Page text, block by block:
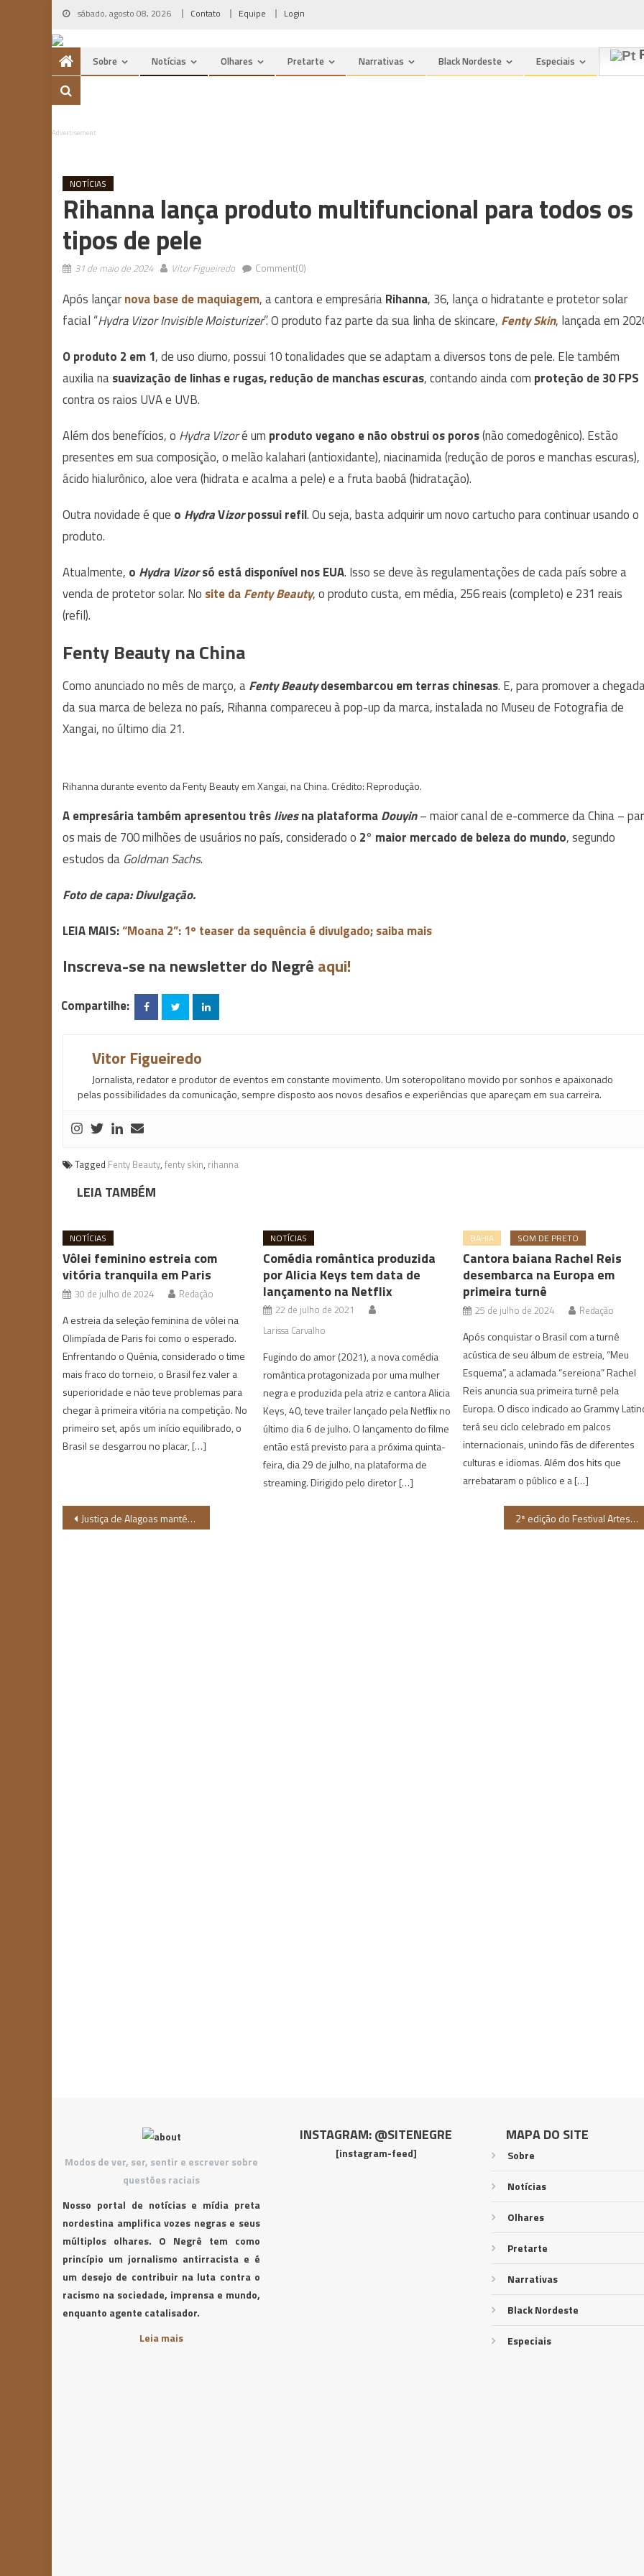
Skip
content
sábado, agosto 08, 2026 Contato Equipe Login
Sobre Notícias Olhares Pretarte Narrativas Black Nordeste Especiais
Advertisement
NOTÍCIAS
Rihanna lança produto multifuncional para todos os
tipos de pele
31 de maio de 2024 Vitor Figueiredo Comment(0)
Após lançarnova base de maquiagem, a cantora e empresáriaRihanna, 36, lança o hidratante e protetor solar
facial “Hydra Vizor Invisible Moisturizer”. O produto faz parte da sua linha de skincare, Fenty Skin, lançada em
O produto 2 em 1, de uso diurno, possui 10 tonalidades que se adaptam a diversos tons de pele. Ele também
auxilia nasuavização de linhas e rugas, redução de manchas escuras, contando ainda com proteção de 30 FPS
contra os raios UVA e UVB.
Além dos benefícios, o Hydra Vizoré um produto vegano e não obstrui os poros(não comedogênico). Estão
presentes em sua composição, o melão kalahari (antioxidante), niacinamida (redução de poros e manchas escuras),
ácido hialurônico, aloe vera (hidrata e acalma a pele) e a fruta baobá (hidratação).
Outra novidade é que o HydraVizorpossui refil. Ou seja, basta adquirir um novo cartucho para continuar usando o
produto.
Atualmente, o Hydra Vizorsó está disponível nos EUA. Isso se deve às regulamentações de cada país sobre a
venda de protetor solar. No site daFenty Beauty, o produto custa, em média, 256 reais (completo) e 231 reais
(refil).
Fenty Beauty na China
Como anunciado no mês de março, aFenty Beautydesembarcou em terras chinesas. E, para promover a
da sua marca de beleza no país, Rihanna compareceu à pop-up da marca, instalada no Museu de Fotografia de
Xangai, no último dia 21.
Rihanna durante evento da Fenty Beauty em Xangai, na China. Crédito: Reprodução.
A empresária também apresentou trêslivesna plataformaDouyin– maior canal de e-commerce da China –
os mais de 700 milhões de usuários no país, considerado o 2° maior mercado de beleza do mundo, segundo
estudos da Goldman Sachs.
Foto de capa: Divulgação.
LEIA MAIS:“Moana 2”: 1º teaser da sequência é divulgado; saiba mais
Inscreva-se na newsletter do Negrê aqui!
Compartilhe:
Vitor Figueiredo
Jornalista, redator e produtor de eventos em constante movimento. Um soteropolitano movido por sonhos e apaixonado
pelas possibilidades da comunicação, sempre disposto aos novos desafios e experiências que apareçam em sua carreira.
Tagged Fenty Beauty, fenty skin, rihanna
LEIA TAMBÉM
NOTÍCIAS
Vôlei feminino estreia com
vitória tranquila em Paris
30 de julho de 2024 Redação
A estreia da seleção feminina de vôlei na
Olimpíada de Paris foi como o esperado.
Enfrentando o Quênia, considerado o time
mais fraco do torneio, o Brasil fez valer a
superioridade e não teve problemas para
chegar à primeira vitória na competição. No
primeiro set, após um início equilibrado, o
Brasil se desgarrou no placar, […]
NOTÍCIAS
Comédia romântica produzida
por Alicia Keys tem data de
lançamento na Netflix
22 de julho de 2021
Larissa Carvalho
Fugindo do amor (2021), a nova comédia
romântica protagonizada por uma mulher
negra e produzida pela atriz e cantora Alicia
Keys, 40, teve trailer lançado pela Netflix no
último dia 6 de julho. O lançamento do filme
então está previsto para a próxima quinta-
feira, dia 29 de julho, na plataforma de
streaming. Dirigido pelo diretor […]
BAHIA SOM DE PRETO
Cantora baiana Rachel Reis
desembarca na Europa em
primeira turnê
25 de julho de 2024 Redação
Após conquistar o Brasil com a turnê
acústica de seu álbum de estreia, “Meu
Esquema”, a aclamada “sereiona” Rachel
Reis anuncia sua primeira turnê pela
Europa. O disco indicado ao Grammy
terá seu ciclo celebrado em palcos
internacionais, unindo fãs de diferentes
culturas e idiomas. Além dos hits que
arrebataram o público e a […]
Navegação
Justiça de Alagoas mantém ação penal por racismo reverso 2ª edição do Festival Artes na Diversidade Sexual acontece em Salvador neste sábado
Modos de ver, ser, sentir e escrever sobre
questões raciais
Nosso portal de notícias e mídia preta
nordestina amplifica vozes negras e seus
múltiplos olhares. O Negrê tem como
princípio um jornalismo antirracista e é
um desejo de contribuir na luta contra o
racismo na sociedade, imprensa e mundo,
enquanto agente catalisador.
Leia mais
INSTAGRAM: @SITENEGRE
[instagram-feed]
MAPA DO SITE
Sobre
Notícias
Olhares
Pretarte
Narrativas
Black Nordeste
Especiais